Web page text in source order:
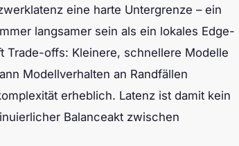
eine harte Untergrenze – ein
langsamer sein als ein lokales Edge-
Trade-offs: Kleinere, schnellere Modelle
Modellverhalten an Randfällen
erheblich. Latenz ist damit kein
Balanceakt zwischen